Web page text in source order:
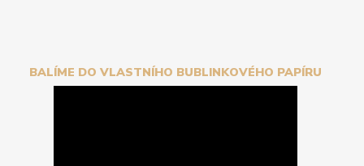
BALÍME DO VLASTNÍHO BUBLINKOVÉHO PAPÍRU